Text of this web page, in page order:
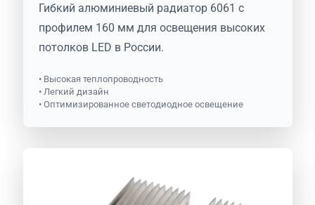
Гибкий алюминиевый радиатор 6061 с
профилем 160 мм для освещения высоких
потолков LED в России.
• Высокая теплопроводность
• Легкий дизайн
• Оптимизированное светодиодное освещение